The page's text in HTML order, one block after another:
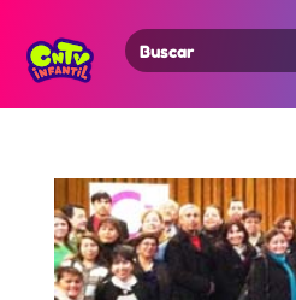
Search
for: